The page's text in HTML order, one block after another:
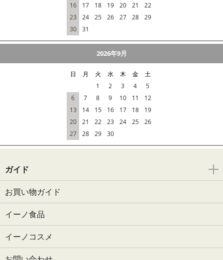
16
17 18 19 20 21
22
23
24 25 26 27 28
29
30
31
2026年9月
日 月 火 水 木 金
土
1
2 3 4
5
6
7 8 9 10 11
12
13
14 15 16 17 18
19
20
21 22 23 24 25
26
27
28 29 30
ガイド
お買い物ガイド
イーノ食品
イーノコスメ